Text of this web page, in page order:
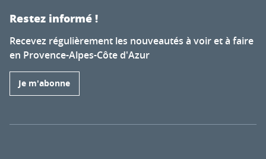
Restez informé !
Recevez régulièrement les nouveautés à voir et à faire
en Provence-Alpes-Côte d'Azur
Je m'abonne